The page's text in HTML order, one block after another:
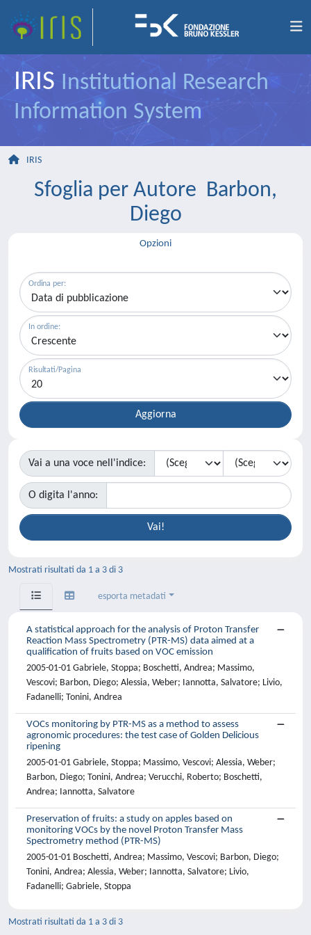
IRIS Institutional Research
Information System
IRIS
Sfoglia per Autore Barbon,
Diego
Opzioni
Ordina per:
In ordine:
Risultati/Pagina
Vai a una voce nell'indice:
O digita l'anno:
Mostrati risultati da 1 a 3 di 3
esporta metadati
A statistical approach for the analysis of Proton Transfer
Reaction Mass Spectrometry (PTR-MS) data aimed at a
qualification of fruits based on VOC emission
2005-01-01 Gabriele, Stoppa; Boschetti, Andrea; Massimo,
Vescovi; Barbon, Diego; Alessia, Weber; Iannotta, Salvatore; Livio,
Fadanelli; Tonini, Andrea
VOCs monitoring by PTR-MS as a method to assess
agronomic procedures: the test case of Golden Delicious
ripening
2005-01-01 Gabriele, Stoppa; Massimo, Vescovi; Alessia, Weber;
Barbon, Diego; Tonini, Andrea; Verucchi, Roberto; Boschetti,
Andrea; Iannotta, Salvatore
Preservation of fruits: a study on apples based on
monitoring VOCs by the novel Proton Transfer Mass
Spectrometry method (PTR-MS)
2005-01-01 Boschetti, Andrea; Massimo, Vescovi; Barbon, Diego;
Tonini, Andrea; Alessia, Weber; Iannotta, Salvatore; Livio,
Fadanelli; Gabriele, Stoppa
Mostrati risultati da 1 a 3 di 3